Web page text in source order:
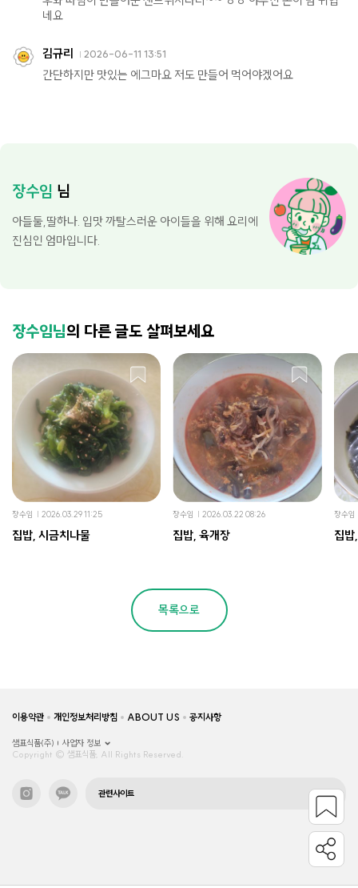
네요
김규리 2026-06-11 13:51
간단하지만 맛있는 에그마요 저도 만들어 먹어야겠어요
장수임 님
아들둘,딸하나. 입맛 까탈스러운 아이들을 위해 요리에
진심인 엄마입니다.
장수임님의 다른 글도 살펴보세요
장수임 2026.03.29 11:25
집밥, 시금치나물
장수임 2026.03.22 08:26
집밥, 육개장
장수임
집
목록으로
이용약관 개인정보처리방침 ABOUT US 공지사항
샘표식품(주)
사업자 정보
Copyright © 샘표식품, All Rights Reserved.
관련사이트